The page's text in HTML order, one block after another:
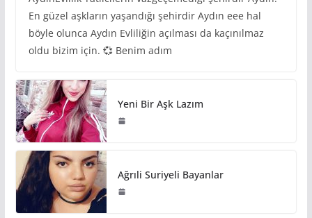
En güzel aşkların yaşandığı şehirdir Aydın eee hal
böyle olunca Aydın Evliliğin açılması da kaçınılmaz
oldu bizim için. 💞 Benim adım
Yeni Bir Aşk Lazım
Ağrıli Suriyeli Bayanlar